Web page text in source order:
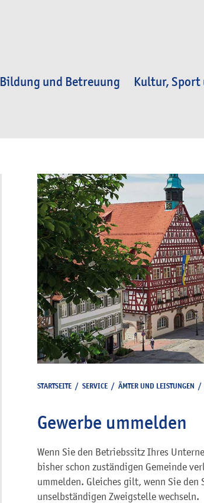
Bildung und Betreuung Kultur,
STARTSEITE / SERVICE / ÄMTER UND LEISTUNGEN /
Gewerbe ummelden
Wenn Sie den Betriebssitz Ihres
bisher schon zuständigen Gemeinde
ummelden. Gleiches gilt, wenn Sie
unselbständigen Zweigstelle wechseln.